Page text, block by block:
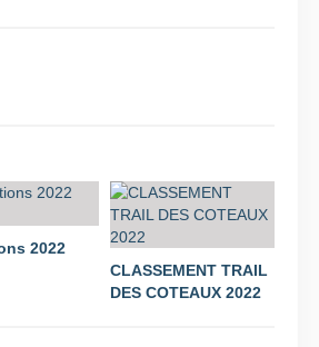
2022
CLASSEMENT TRAIL
DES COTEAUX 2022